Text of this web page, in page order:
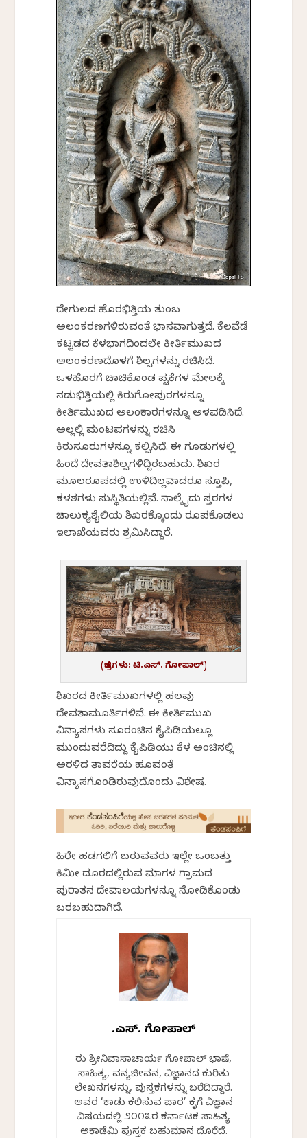
ದೇಗುಲದ ಹೊರಭಿತ್ತಿಯ ತುಂಬ
ಅಲಂಕರಣಗಳಿರುವಂತೆ ಭಾಸವಾಗುತ್ತದೆ. ಕೆಲವೆಡೆ
ಕಟ್ಟಡದ ಕೆಳಭಾಗದಿಂದಲೇ ಕೀರ್ತಿಮುಖದ
ಅಲಂಕರಣದೊಳಗೆ ಶಿಲ್ಪಗಳನ್ನು ರಚಿಸಿದೆ.
ಒಳಹೊರಗೆ ಚಾಚಿಕೊಂಡ ಪಟ್ಟಿಕೆಗಳ ಮೇಲಕ್ಕೆ
ನಡುಭಿತ್ತಿಯಲ್ಲಿ ಕಿರುಗೋಪುರಗಳನ್ನೂ
ಕೀರ್ತಿಮುಖದ ಅಲಂಕಾರಗಳನ್ನೂ ಅಳವಡಿಸಿದೆ.
ಅಲ್ಲಲ್ಲಿ ಮಂಟಪಗಳನ್ನು ರಚಿಸಿ
ಕಿರುಸೂರುಗಳನ್ನೂ ಕಲ್ಪಿಸಿದೆ. ಈ ಗೂಡುಗಳಲ್ಲಿ
ಹಿಂದೆ ದೇವತಾಶಿಲ್ಪಗಳಿದ್ದಿರಬಹುದು. ಶಿಖರ
ಮೂಲರೂಪದಲ್ಲಿ ಉಳಿದಿಲ್ಲವಾದರೂ ಸ್ತೂಪಿ,
ಕಳಶಗಳು ಸುಸ್ಥಿತಿಯಲ್ಲಿವೆ. ನಾಲ್ಕೈದು ಸ್ತರಗಳ
ಚಾಲುಕ್ಯಶೈಲಿಯ ಶಿಖರಕ್ಕೊಂದು ರೂಪಕೊಡಲು
ಇಲಾಖೆಯವರು ಶ್ರಮಿಸಿದ್ದಾರೆ.
(ಚಿತ್ರಗಳು: ಟಿ.ಎಸ್. ಗೋಪಾಲ್)
ಶಿಖರದ ಕೀರ್ತಿಮುಖಗಳಲ್ಲಿ ಹಲವು
ದೇವತಾಮೂರ್ತಿಗಳಿವೆ. ಈ ಕೀರ್ತಿಮುಖ
ವಿನ್ಯಾಸಗಳು ಸೂರಂಚಿನ ಕೈಪಿಡಿಯಲ್ಲೂ
ಮುಂದುವರೆದಿದ್ದು ಕೈಪಿಡಿಯು ಕೆಳ ಅಂಚಿನಲ್ಲಿ
ಅರಳಿದ ತಾವರೆಯ ಹೂವಂತೆ
ವಿನ್ಯಾಸಗೊಂಡಿರುವುದೊಂದು ವಿಶೇಷ.
ಹಿರೇ ಹಡಗಲಿಗೆ ಬರುವವರು ಇಲ್ಲೇ ಒಂಬತ್ತು
ಕಿಮೀ ದೂರದಲ್ಲಿರುವ ಮಾಗಳ ಗ್ರಾಮದ
ಪುರಾತನ ದೇವಾಲಯಗಳನ್ನೂ ನೋಡಿಕೊಂಡು
ಬರಬಹುದಾಗಿದೆ.
ಟಿ.ಎಸ್. ಗೋಪಾಲ್
ತಿರು ಶ್ರೀನಿವಾಸಾಚಾರ್ಯ ಗೋಪಾಲ್ ಭಾಷೆ,
ಸಾಹಿತ್ಯ, ವನ್ಯಜೀವನ, ವಿಜ್ಞಾನದ ಕುರಿತು
ಲೇಖನಗಳನ್ನು, ಪುಸ್ತಕಗಳನ್ನು ಬರೆದಿದ್ದಾರೆ.
ಅವರ ‘ಕಾಡು ಕಲಿಸುವ ಪಾಠ’ ಕೃತಿಗೆ ವಿಜ್ಞಾನ
ವಿಷಯದಲ್ಲಿ ೨೦೧೩ರ ಕರ್ನಾಟಕ ಸಾಹಿತ್ಯ
ಅಕಾಡೆಮಿ ಪುಸ್ತಕ ಬಹುಮಾನ ದೊರೆತಿದೆ.